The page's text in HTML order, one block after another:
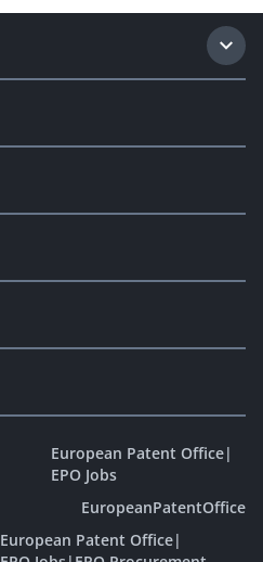
European Patent Office|
EPO Jobs
EuropeanPatentOffice
European Patent Office|